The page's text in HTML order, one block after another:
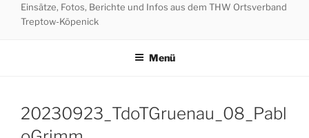
Einsätze, Fotos, Berichte und Infos aus dem THW Ortsverband
Treptow-Köpenick
Menü
20230923_TdoTGruenau_08_Pabl